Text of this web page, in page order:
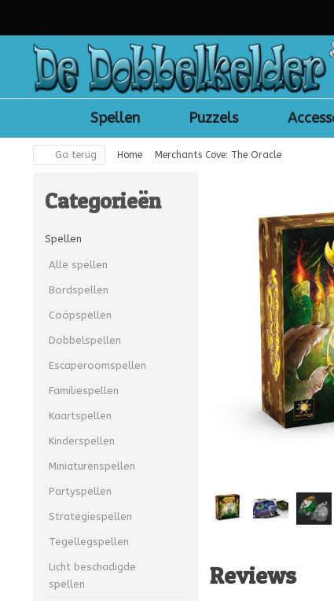
Spellen Puzzels
Ga terug Home Merchants Cove: The Oracle
Categorieën
Spellen
Alle spellen
Bordspellen
Coöpspellen
Dobbelspellen
Escaperoomspellen
Familiespellen
Kaartspellen
Kinderspellen
Miniaturenspellen
Partyspellen
Strategiespellen
Tegellegspellen
Licht beschadigde
spellen
Reviews